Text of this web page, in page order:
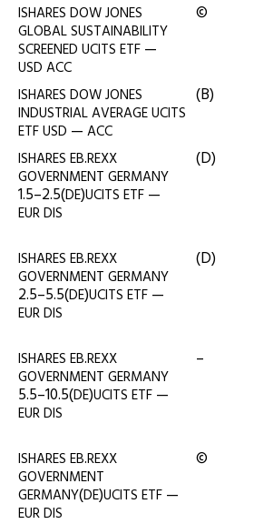
ISHARES DOWJONES
GLOBALSUSTAINABILITY
SCREENED UCITS ETF —
USD ACC
©
ISHARES DOWJONES
INDUSTRIALAVERAGEUCITS
ETFUSD — ACC
(B)
ISHARES EB.REXX
GOVERNMENT GERMANY
1.5–2.5(DE)UCITS ETF —
EURDIS
(D)
ISHARES EB.REXX
GOVERNMENT GERMANY
2.5–5.5(DE)UCITS ETF —
EURDIS
(D)
ISHARES EB.REXX
GOVERNMENT GERMANY
5.5–10.5(DE)UCITS ETF —
EURDIS
–
ISHARES EB.REXX
GOVERNMENT
GERMANY(DE)UCITS ETF —
EURDIS
©